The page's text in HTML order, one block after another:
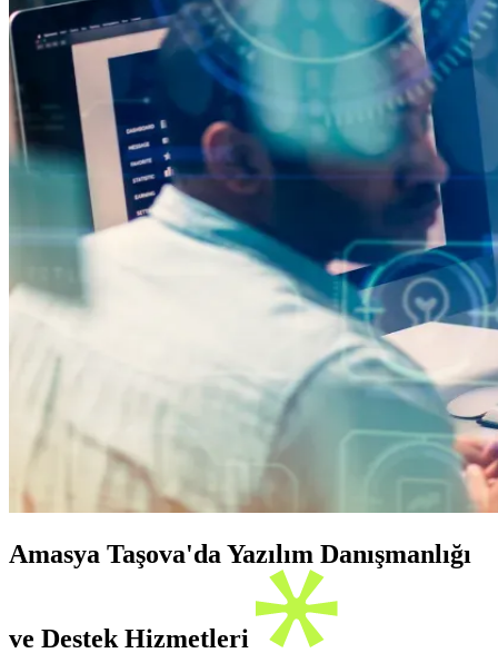
Amasya Taşova'da Yazılım Danışmanlığı
ve Destek Hizmetleri